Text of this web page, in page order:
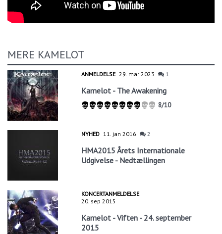
MERE KAMELOT
ANMELDELSE 29. mar 2023 1
Kamelot - The Awakening
8/10
NYHED 11. jan 2016 2
HMA2015 Årets Internationale
Udgivelse - Nedtællingen
KONCERTANMELDELSE
20. sep 2015
Kamelot - Viften - 24. september
2015